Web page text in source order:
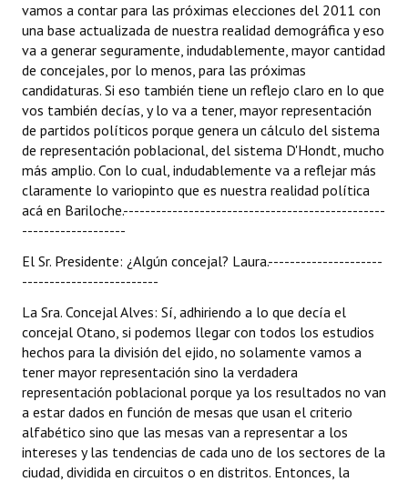
vamos a contar para las próximas elecciones del 2011 con
una base actualizada de nuestra realidad demográfica y eso
va a generar seguramente, indudablemente, mayor cantidad
de concejales, por lo menos, para las próximas
candidaturas. Si eso también tiene un reflejo claro en lo que
vos también decías, y lo va a tener, mayor representación
de partidos políticos porque genera un cálculo del sistema
de representación poblacional, del sistema D'Hondt, mucho
más amplio. Con lo cual, indudablemente va a reflejar más
claramente lo variopinto que es nuestra realidad política
acá en Bariloche.------------------------------------------------
-------------------
El Sr. Presidente: ¿Algún concejal? Laura.---------------------
-------------------------
La Sra. Concejal Alves: Sí, adhiriendo a lo que decía el
concejal Otano, si podemos llegar con todos los estudios
hechos para la división del ejido, no solamente vamos a
tener mayor representación sino la verdadera
representación poblacional porque ya los resultados no van
a estar dados en función de mesas que usan el criterio
alfabético sino que las mesas van a representar a los
intereses y las tendencias de cada uno de los sectores de la
ciudad, dividida en circuitos o en distritos. Entonces, la